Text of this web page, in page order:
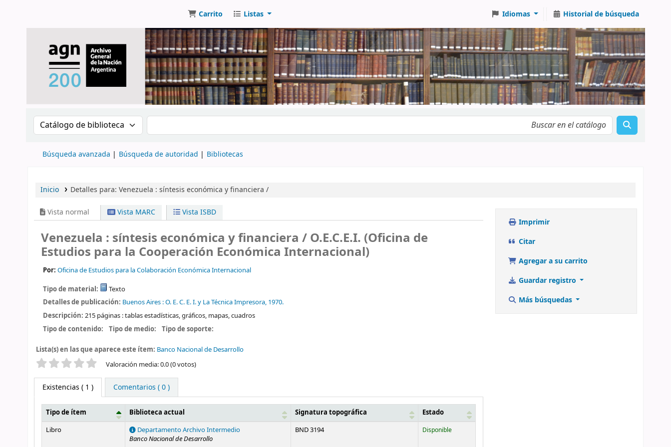
Carrito Listas Idiomas Historial de búsqueda
Buscar en el catálogo por: Buscar en el catálogo
Búsqueda avanzada Búsqueda de autoridad Bibliotecas
Inicio Detalles para: Venezuela : síntesis económica y financiera /
Vista normal Vista MARC Vista ISBD
Venezuela : síntesis económica y financiera /O.E.C.E.I. (Oficina de
Estudios para la Cooperación Económica Internacional)
Por: Oficina de Estudios para la Colaboración Económica Internacional
Tipo de material:
Texto
Detalles de publicación: Buenos Aires :O. E. C. E. I. y La Técnica Impresora, 1970.
Descripción: 215 páginas : tablas estadísticas, gráficos, mapas, cuadros
Tipo de contenido:
Tipo de medio: Tipo de soporte:
Lista(s) en las que aparece este ítem: Banco Nacional de Desarrollo
Valoración Valoración media: 0.0 (0 votos)
Existencias ( 1 ) Comentarios ( 0 )
Existencias
Tipo de ítem Biblioteca actual Signatura topográfica
Estado
Libro
Departamento Archivo Intermedio
Banco Nacional de Desarrollo
BND 3194 Disponible
Imprimir
Citar
Agregar a su carrito
Guardar registro
Más búsquedas